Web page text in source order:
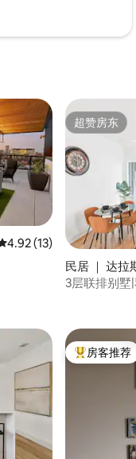
均评分 4.92 分（满分 5
4.92 (13)
超赞房东
超赞房东
民居 ｜ 达拉
3层联排别墅
热门「房客
房客推荐